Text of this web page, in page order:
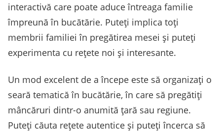
interactivă care poate aduce întreaga familie
împreună în bucătărie. Puteți implica toți
membrii familiei în pregătirea mesei și puteți
experimenta cu rețete noi și interesante.
Un mod excelent de a începe este să organizați o
seară tematică în bucătărie, în care să pregătiți
mâncăruri dintr-o anumită țară sau regiune.
Puteți căuta rețete autentice și puteți încerca să